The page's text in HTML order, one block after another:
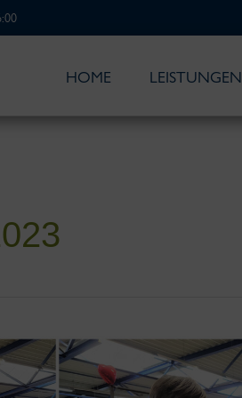
HOME LEISTUNGEN